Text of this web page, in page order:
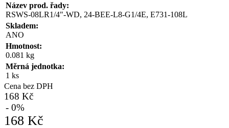
Název prod. řady:
RSWS-08LR1/4"-WD, 24-BEE-L8-G1/4E, E731-108L
Skladem:
ANO
Hmotnost:
0.081 kg
Měrná jednotka:
1 ks
Cena bez DPH
168 Kč
- 0%
168 Kč